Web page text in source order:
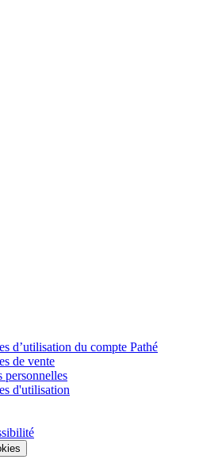
d’utilisation du compte Pathé
de vente
personnelles
d'utilisation